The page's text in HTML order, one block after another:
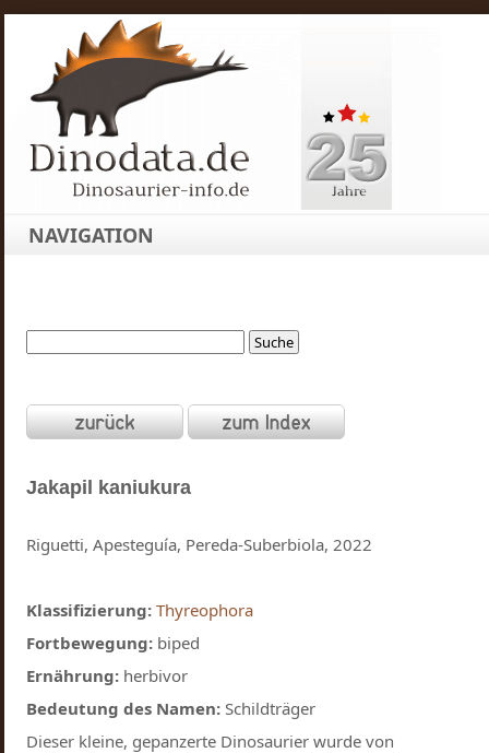
NAVIGATION
Jakapil kaniukura
Riguetti, Apesteguía, Pereda-Suberbiola, 2022
Klassifizierung: Thyreophora
Fortbewegung: biped
Ernährung: herbivor
Bedeutung des Namen:Schildträger
Dieser kleine, gepanzerte Dinosaurier wurde von